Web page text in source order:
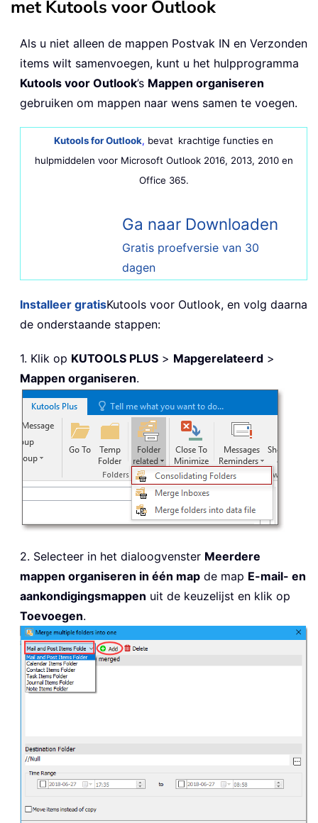
met Kutools voor Outlook
Als u niet alleen de mappen Postvak IN en Verzonden
items wilt samenvoegen, kunt u het hulpprogramma
Kutools voor Outlook’s Mappen organiseren
gebruiken om mappen naar wens samen te voegen.
Kutools for Outlook, bevat krachtige functies en
hulpmiddelen voor Microsoft Outlook 2016, 2013, 2010 en
Office 365.
Ga naar Downloaden
Gratis proefversie van 30
dagen
Installeer gratisKutools voor Outlook, en volg daarna
de onderstaande stappen:
1. Klik op KUTOOLS PLUS > Mapgerelateerd >
Mappen organiseren.
2. Selecteer in het dialoogvenster Meerdere
mappen organiseren in één map de map E-mail- en
aankondigingsmappen uit de keuzelijst en klik op
Toevoegen.